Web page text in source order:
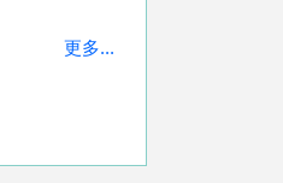
更多...